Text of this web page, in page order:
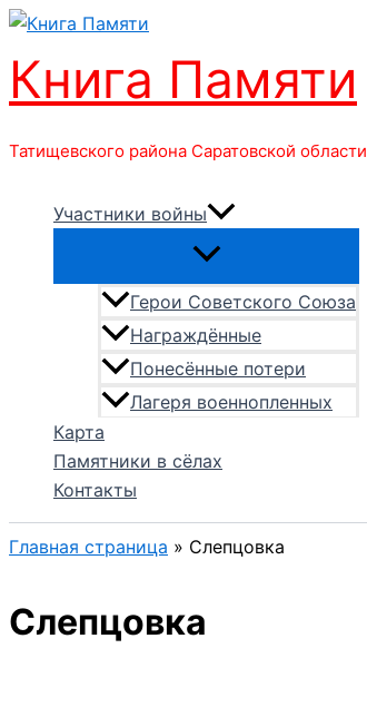
Перейти
содержимому
Книга Памяти
Татищевского района Саратовской области
Участники войны
Герои Советского Союза
Награждённые
Понесённые потери
Лагеря военнопленных
Карта
Памятники в сёлах
Контакты
Главная страница » Слепцовка
Слепцовка